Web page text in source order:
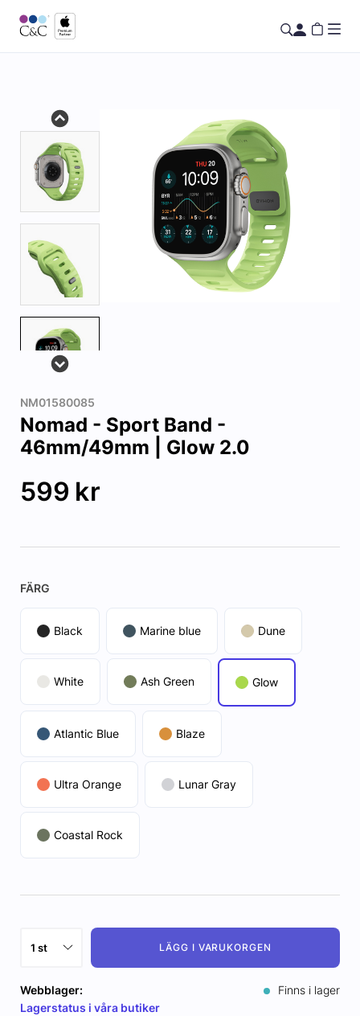
NM01580085
Nomad - Sport Band -
46mm/49mm | Glow 2.0
599 kr
FÄRG
Black Marine blue Dune
White Ash Green Glow
Atlantic Blue Blaze
Ultra Orange Lunar Gray
Coastal Rock
LÄGG I VARUKORGEN
Webblager:
Finns i lager
Lagerstatus i våra butiker